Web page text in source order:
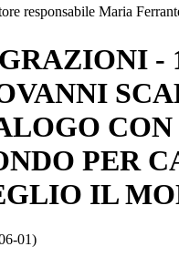
responsabile Maria
-
PER
IL
01)